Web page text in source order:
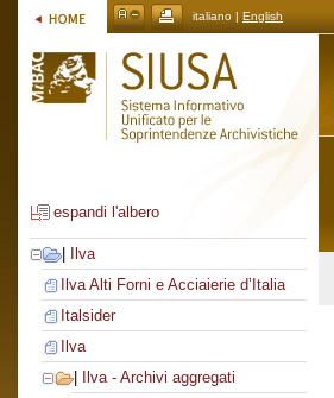
italiano | English
espandi l'albero
Ilva
Ilva Alti Forni e Acciaierie d’Italia
Italsider
Ilva
Ilva - Archivi aggregati